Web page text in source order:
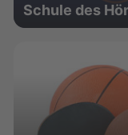
Schule des